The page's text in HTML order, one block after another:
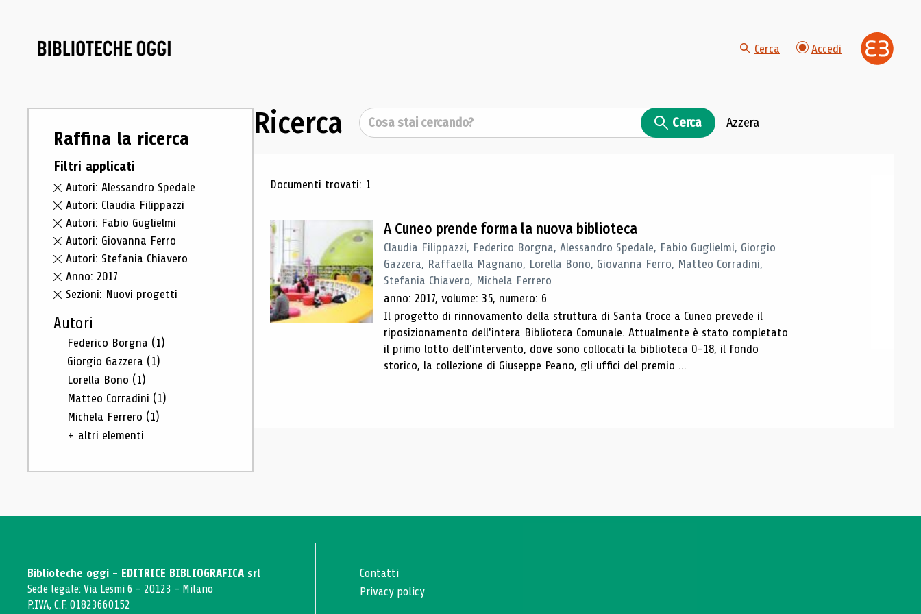
Cerca Accedi
Raffina la ricerca
Filtri applicati
Autori: Alessandro Spedale
Autori: Claudia Filippazzi
Autori: Fabio Guglielmi
Autori: Giovanna Ferro
Autori: Stefania Chiavero
Anno: 2017
Sezioni: Nuovi progetti
Autori
Federico Borgna (1)
Giorgio Gazzera (1)
Lorella Bono (1)
Matteo Corradini (1)
Michela Ferrero (1)
+ altri elementi
Ricerca Cerca Cerca Azzera
Risultati di ricerca
Documenti trovati: 1
A Cuneo prende forma la nuova biblioteca
Claudia Filippazzi, Federico Borgna, Alessandro Spedale, Fabio Guglielmi, Giorgio
Gazzera, Raffaella Magnano, Lorella Bono, Giovanna Ferro, Matteo Corradini,
Stefania Chiavero, Michela Ferrero
anno: 2017, volume: 35, numero: 6
Il progetto di rinnovamento della struttura di Santa Croce a Cuneo prevede il
riposizionamento dell'intera Biblioteca Comunale. Attualmente è stato completato
il primo lotto dell'intervento, dove sono collocati la biblioteca 0-18, il fondo
storico, la collezione di Giuseppe Peano, gli uffici del premio ...
Biblioteche oggi - EDITRICE BIBLIOGRAFICA srl
Sede legale: Via Lesmi 6 - 20123 - Milano
P.IVA, C.F. 01823660152
Contatti
Privacy policy